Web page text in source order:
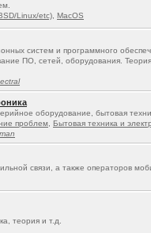
Linux/etc) MacOS
систем и программного
ПО, сетей, оборудования.
оборудование, бытовая
проблем Бытовая техника и
связи, а также операторов
теория и т.д.